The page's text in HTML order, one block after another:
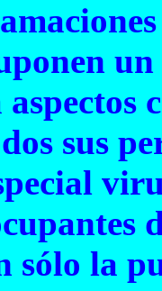
sus
sólo la